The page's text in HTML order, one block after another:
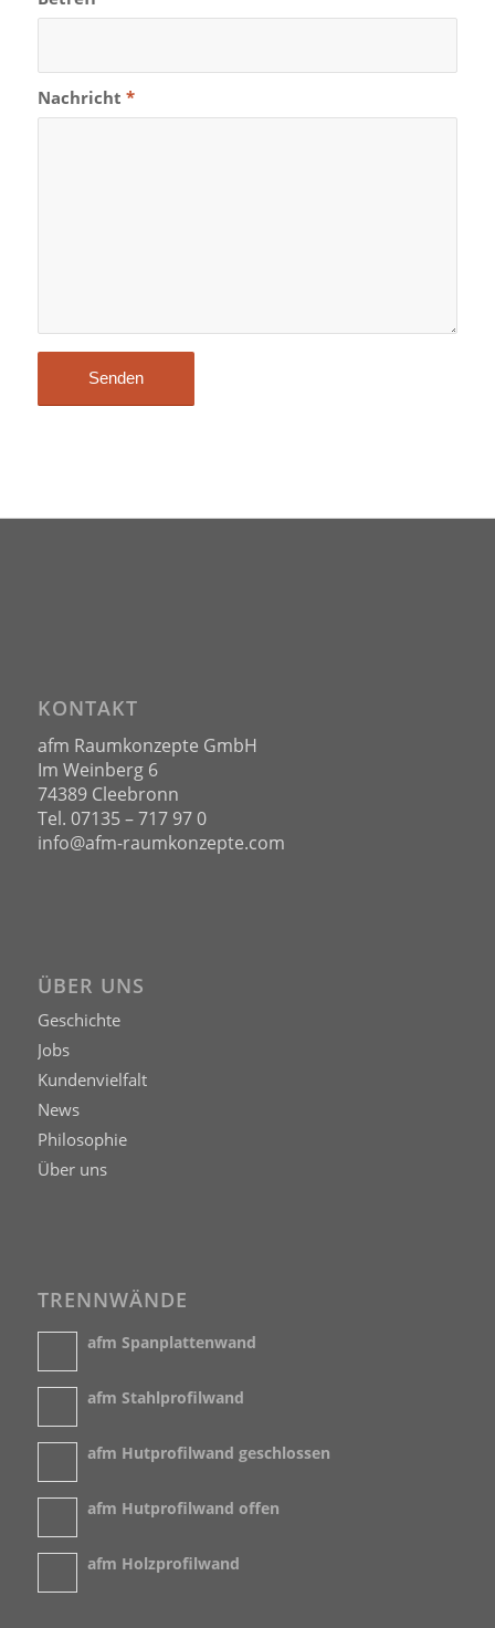
Nachricht *
KONTAKT
afm Raumkonzepte GmbH
Im Weinberg 6
74389 Cleebronn
Tel. 07135 – 717 97 0
info@afm-raumkonzepte.com
ÜBER UNS
Geschichte
Jobs
Kundenvielfalt
News
Philosophie
Über uns
TRENNWÄNDE
afm Spanplattenwand
afm Stahlprofilwand
afm Hutprofilwand geschlossen
afm Hutprofilwand offen
afm Holzprofilwand